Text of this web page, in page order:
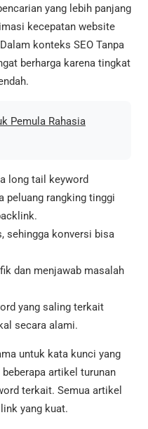
yang lebih panjang
kecepatan website
konteks SEO Tanpa
berharga karena tingkat
Pemula Rahasia
long tail keyword
peluang rangking tinggi
sehingga konversi bisa
dan menjawab masalah
yang saling terkait
secara alami.
untuk kata kunci yang
artikel turunan
terkait. Semua artikel
yang kuat.